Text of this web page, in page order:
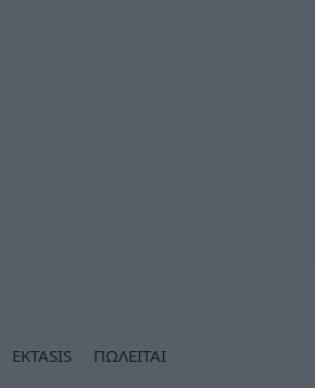
EKTASIS ΠΩΛΕΙΤΑΙ